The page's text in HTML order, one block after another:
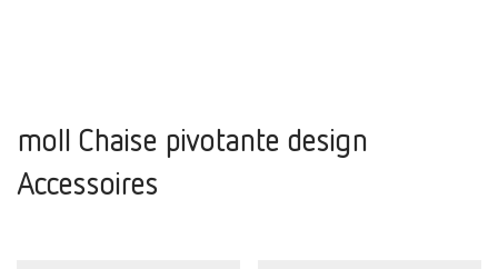
moll Chaise pivotante design
Accessoires